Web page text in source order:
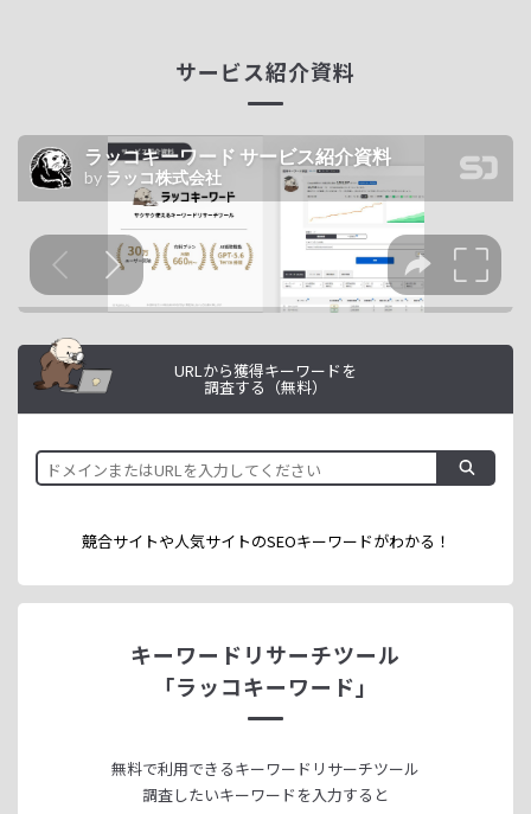
サービス紹介資料
URLから獲得キーワードを
調査する（無料）
競合サイトや人気サイトのSEOキーワードがわかる！
キーワードリサーチツール
「ラッコキーワード」
無料で利用できるキーワードリサーチツール
調査したいキーワードを入力すると